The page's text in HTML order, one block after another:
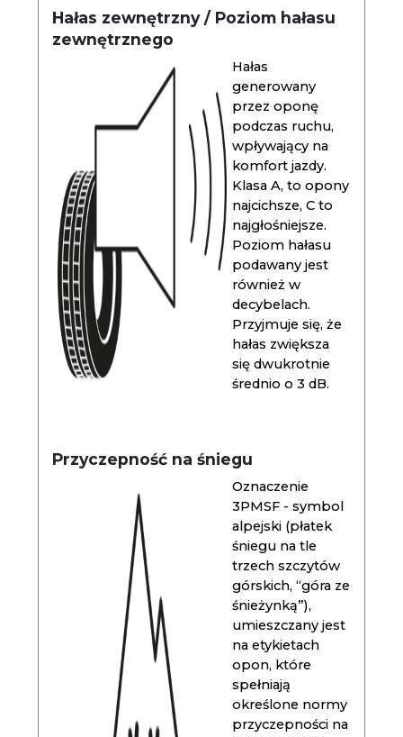
Hałas zewnętrzny / Poziom hałasu
zewnętrznego
Hałas
generowany
przez oponę
podczas ruchu,
wpływający na
komfort jazdy.
Klasa A, to opony
najcichsze, C to
najgłośniejsze.
Poziom hałasu
podawany jest
również w
decybelach.
Przyjmuje się, że
hałas zwiększa
się dwukrotnie
średnio o 3 dB.
Przyczepność na śniegu
Oznaczenie
3PMSF - symbol
alpejski (płatek
śniegu na tle
trzech szczytów
górskich, “góra ze
śnieżynką”),
umieszczany jest
na etykietach
opon, które
spełniają
określone normy
przyczepności na